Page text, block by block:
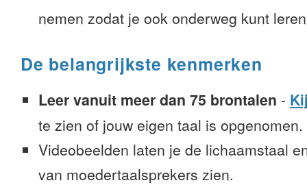
nemen zodat je ook onderweg kunt
De belangrijkste kenmerken
Leer vanuit meer dan 75 brontalen -
te zien of jouw eigen taal is opgenomen.
Videobeelden laten je de lichaamstaal
van moedertaalsprekers zien.